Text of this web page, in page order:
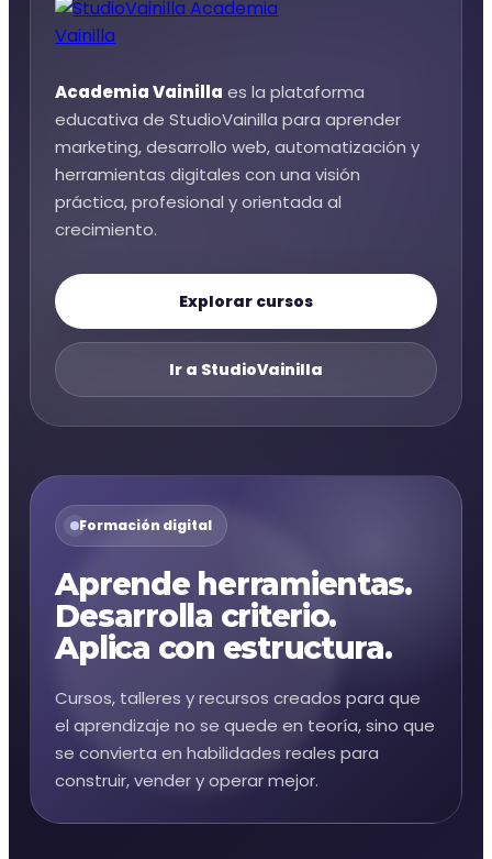
Academia Vainilla es la plataforma
educativa de StudioVainilla para aprender
marketing, desarrollo web, automatización y
herramientas digitales con una visión
práctica, profesional y orientada al
crecimiento.
Explorar cursos
Ir a StudioVainilla
Formación digital
Aprende herramientas.
Desarrolla criterio.
Aplica con estructura.
Cursos, talleres y recursos creados para que
el aprendizaje no se quede en teoría, sino que
se convierta en habilidades reales para
construir, vender y operar mejor.